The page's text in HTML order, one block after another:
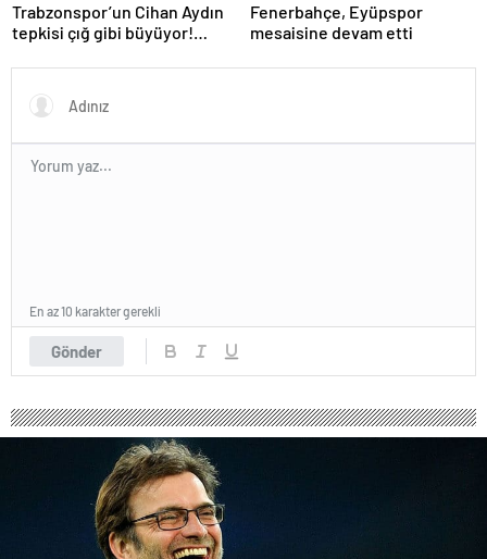
Trabzonspor’un Cihan Aydın
tepkisi çığ gibi büyüyor!
Fenerbahçe, Eyüpspor
mesaisine devam etti
Gönder
En az 10 karakter gerekli